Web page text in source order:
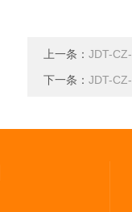
上一条： JDT-
下一条： JDT-